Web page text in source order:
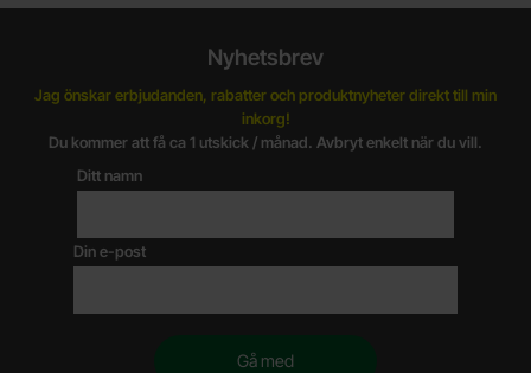
Nyhetsbrev
Jag önskar erbjudanden, rabatter och produktnyheter direkt till min
inkorg!
Du kommer att få ca 1 utskick / månad. Avbryt enkelt när du vill.
Ditt namn
Din e-post